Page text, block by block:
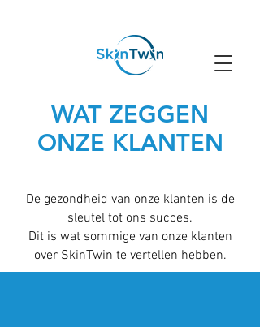
WAT ZEGGEN
ONZE KLANTEN
De gezondheid van onze klanten is de
sleutel tot ons succes.
Dit is wat sommige van onze klanten
over SkinTwin te vertellen hebben.